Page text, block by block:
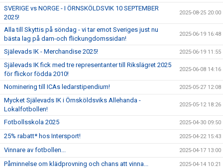
SVERIGE vs NORGE - I ÖRNSKÖLDSVIK 10 SEPTEMBER
2025!
2025-08-25 20:00
Alla till Skyttis på söndag - vi tar emot Sveriges just nu
bästa lag på dam-och flickungdomssidan!
2025-06-19 16:48
Själevads IK - Merchandise 2025! 2025-06-19 11:55
Själevads IK fick med tre representanter till Rikslägret 2025
för flickor födda 2010!
2025-06-08 14:16
Nominering till ICAs ledarstipendium! 2025-05-27 12:08
Mycket Själevads IK i Örnsköldsviks Allehanda -
Lokalfotbollen!
2025-05-12 18:26
Fotbollsskola 2025 2025-04-30 09:50
25% rabatt* hos Intersport! 2025-04-22 15:43
Vinnare av fotbollen... 2025-04-17 13:00
Påminnelse om klädprovning och chans att vinna... 2025-04-14 10:21